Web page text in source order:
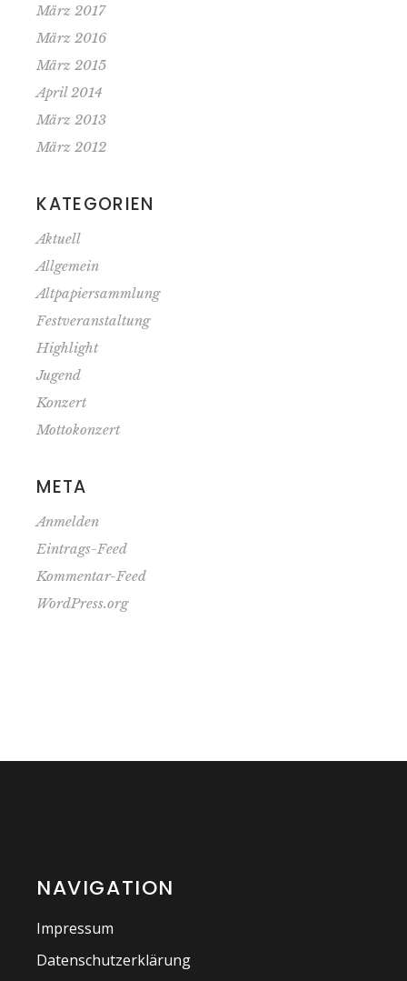
März 2017
März 2016
März 2015
April 2014
März 2013
März 2012
KATEGORIEN
Aktuell
Allgemein
Altpapiersammlung
Festveranstaltung
Highlight
Jugend
Konzert
Mottokonzert
META
Anmelden
Eintrags-Feed
Kommentar-Feed
WordPress.org
NAVIGATION
Impressum
Datenschutzerklärung